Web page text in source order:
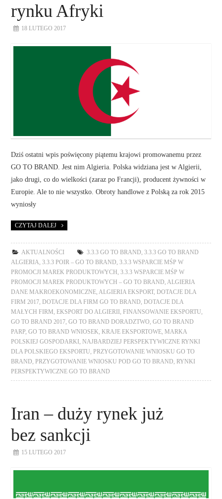
PROEXIO
rynku Afryki
18 LUTEGO 2017
Dziś ostatni wpis poświęcony piątemu krajowi promowanemu przez
GO TO BRAND. Jest nim Algieria. Polska widziana jest w Algierii,
jako drugi, co do wielkości (zaraz po Francji), producent żywności w
Europie. Ale to nie wszystko. Obroty handlowe z Polską za rok 2015
wyniosły
CZYTAJ DALEJ
AKTUALNOŚCI 3.3.3 GO TO BRAND ,3.3.3 GO TO BRAND
ALGIERIA ,3.3.3 POIR – GO TO BRAND ,3.3.3 WSPARCIE MŚP W
PROMOCJI MAREK PRODUKTOWYCH
,3.3.3 WSPARCIE MŚP W
PROMOCJI MAREK PRODUKTOWYCH – GO TO BRAND ALGIERIA
DANE MAKROEKONOMICZNE ALGIERIA EKSPORT,
DOTACJE DLA
FIRM 2017
DOTACJE DLA FIRM GO TO BRAND
DOTACJE DLA
MAŁYCH FIRM
EKSPORT DO ALGIERII FINANSOWANIE EKSPORTU
GO TO BRAND 2017 ,GO TO BRAND DORADZTWO ,GO TO BRAND
PARP ,GO TO BRAND WNIOSEK KRAJE EKSPORTOWE
MARKA
POLSKIEJ GOSPODARKI
NAJBARDZIEJ PERSPEKTYWICZNE RYNKI
DLA POLSKIEGO EKSPORTU
PRZYGOTOWANIE WNIOSKU GO TO
BRAND
PRZYGOTOWANIE WNIOSKU POD GO TO BRAND
RYNKI
PERSPEKTYWICZNE GO TO BRAND
Iran – duży rynek już
bez sankcji
15 LUTEGO 2017